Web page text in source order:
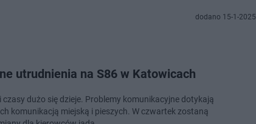
dodano 15-1-2025
utrudnienia na S86 w Katowicach
dużo się dzieje. Problemy komunikacyjne dotykają
komunikacją miejską i pieszych. W czwartek zostaną